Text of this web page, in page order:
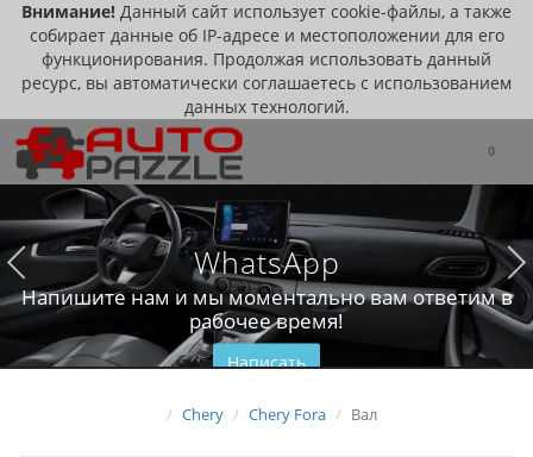
Внимание! Данный сайт использует cookie-файлы, а также
собирает данные об IP-адресе и местоположении для его
функционирования. Продолжая использовать данный
ресурс, вы автоматически соглашаетесь с использованием
данных технологий.
0
WhatsApp
Напишите нам и мы моментально вам ответим в
рабочее время!
Написать
Chery Chery Fora Вал